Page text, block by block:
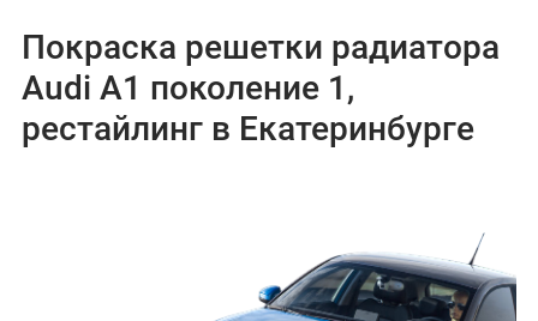
Покраска решетки радиатора
Audi A1 поколение 1,
рестайлинг в Екатеринбурге